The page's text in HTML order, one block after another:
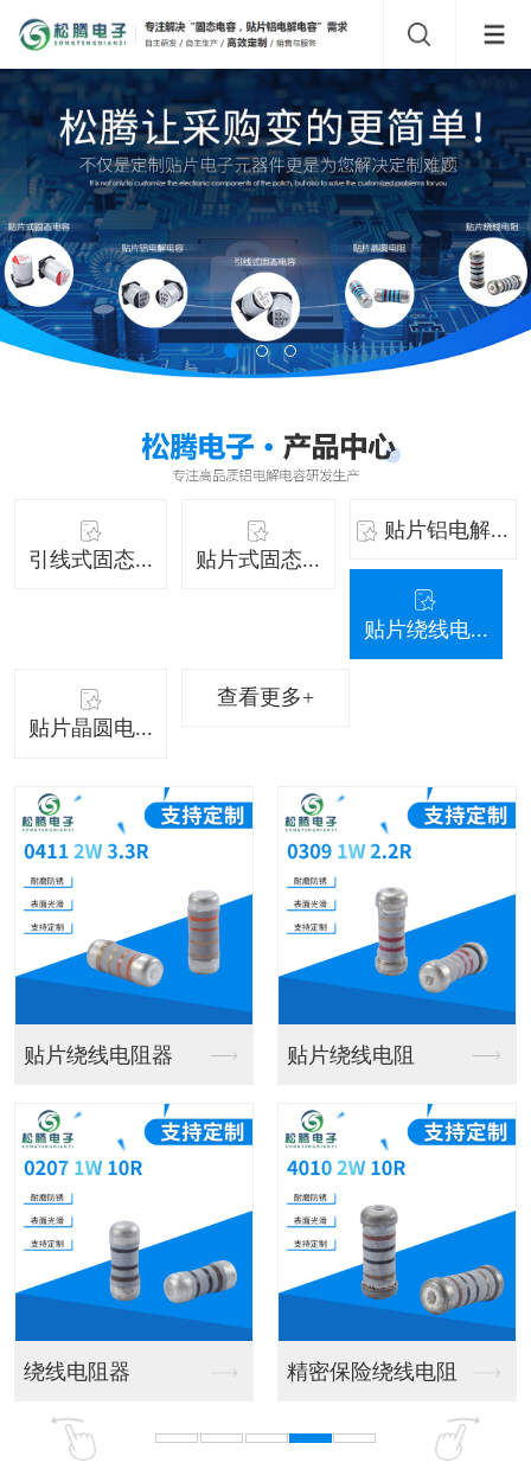
引线式固态... 贴片式固态...
贴片铝电解...
贴片绕线电...
贴片晶圆电...
查看更多+
贴片晶圆电阻 贴片高精密电阻